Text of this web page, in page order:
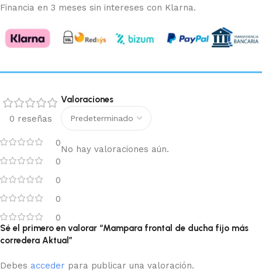
Financia en 3 meses sin intereses con Klarna.
0 reseñas
0
0
0
0
0
Valoraciones
No hay valoraciones aún.
Sé el primero en valorar “Mampara frontal de ducha fijo más
corredera Aktual”
Debes acceder para publicar una valoración.